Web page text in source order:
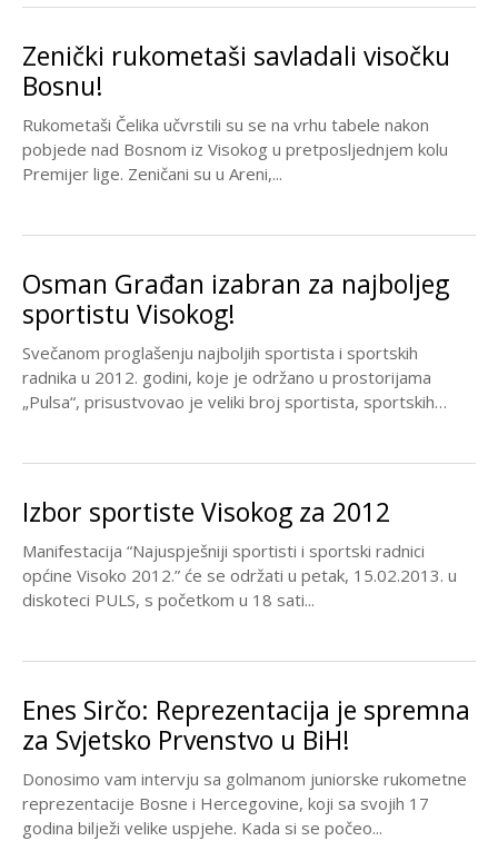
Zenički rukometaši savladali visočku
Bosnu!
Rukometaši Čelika učvrstili su se na vrhu tabele nakon
pobjede nad Bosnom iz Visokog u pretposljednjem kolu
Premijer lige. Zeničani su u Areni,...
Osman Građan izabran za najboljeg
sportistu Visokog!
Svečanom proglašenju najboljih sportista i sportskih
radnika u 2012. godini, koje je održano u prostorijama
„Pulsa“, prisustvovao je veliki broj sportista, sportskih
Izbor sportiste Visokog za 2012
Manifestacija “Najuspješniji sportisti i sportski radnici
općine Visoko 2012.” će se održati u petak, 15.02.2013. u
diskoteci PULS, s početkom u 18 sati...
Enes Sirčo: Reprezentacija je spremna
za Svjetsko Prvenstvo u BiH!
Donosimo vam intervju sa golmanom juniorske rukometne
reprezentacije Bosne i Hercegovine, koji sa svojih 17
godina bilježi velike uspjehe. Kada si se počeo...